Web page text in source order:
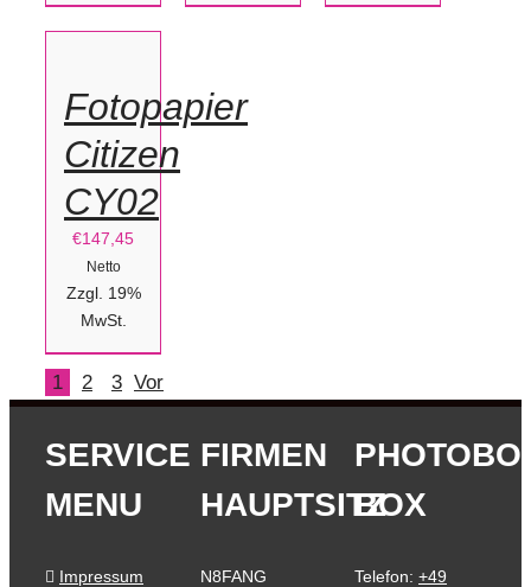
DEN
DETAILS
Fotopapier
Citizen
CY02
€147,45
Netto
Zzgl. 19%
MwSt.
1 2 3 Vor
SERVICE
MENU
Impressum
FIRMEN
HAUPTSITZ
N8FANG
BOX
Telefon: +49